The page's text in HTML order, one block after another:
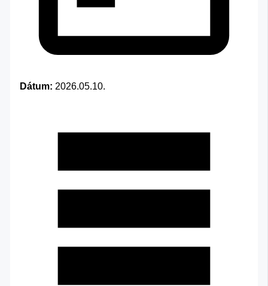
Dátum: 2026.05.10.